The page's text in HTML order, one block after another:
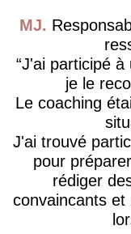
MJ
J'ai participé à
je le
Le coaching
J'ai trouvé
pour
rédiger
convaincants